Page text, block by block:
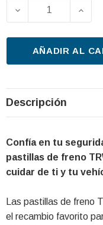
DISMINUIR LA
AÑADIR AL
Descripción
Confía en tu
pastillas de freno
cuidar de ti y tu
Las pastillas de freno
el recambio favorito